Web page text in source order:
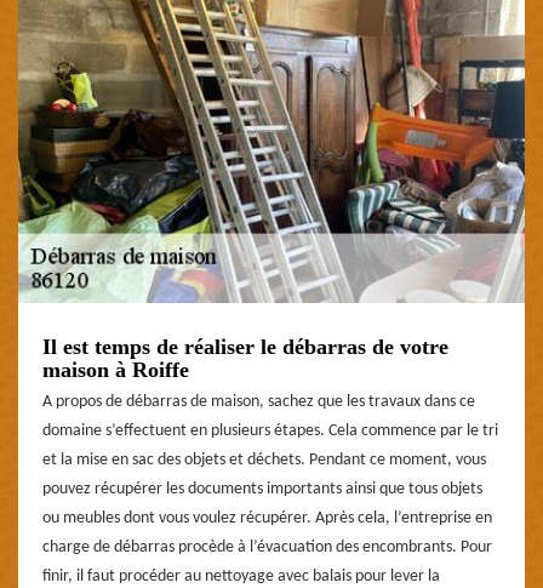
Il est temps de réaliser le débarras de votre
maison à Roiffe
A propos de débarras de maison, sachez que les travaux dans ce
domaine s’effectuent en plusieurs étapes. Cela commence par le tri
et la mise en sac des objets et déchets. Pendant ce moment, vous
pouvez récupérer les documents importants ainsi que tous objets
ou meubles dont vous voulez récupérer. Après cela, l’entreprise en
charge de débarras procède à l’évacuation des encombrants. Pour
finir, il faut procéder au nettoyage avec balais pour lever la